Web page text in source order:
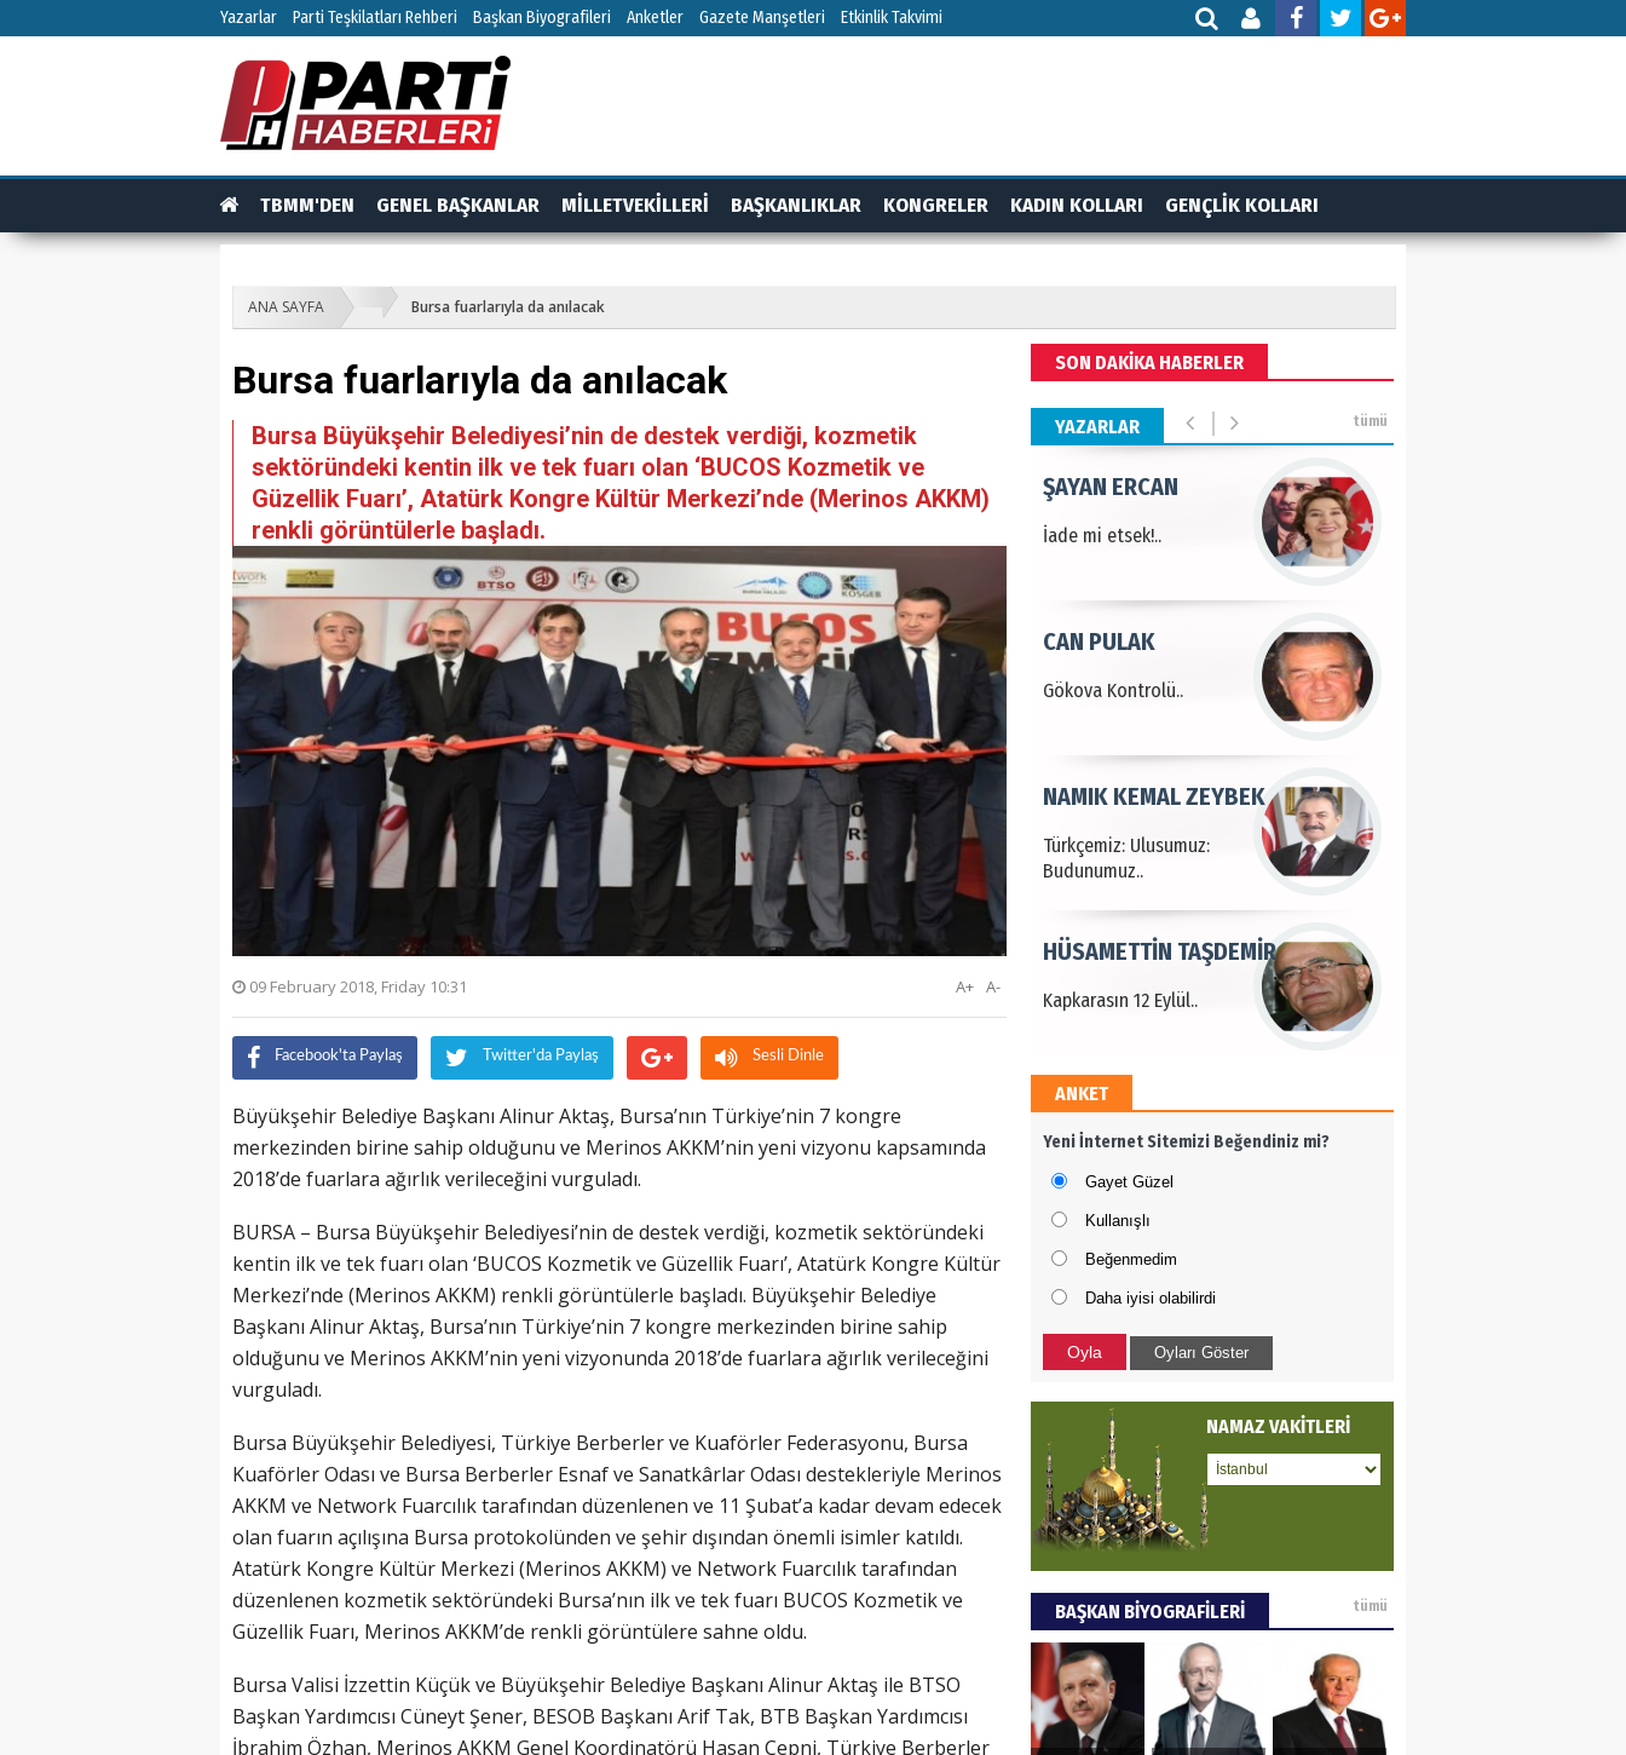
Yazarlar Parti Teşkilatları Rehberi Başkan Biyografileri Anketler Gazete Manşetleri Etkinlik Takvimi
TBMM'DEN GENEL BAŞKANLAR MİLLETVEKİLLERİ BAŞKANLIKLAR KONGRELER KADIN KOLLARI GENÇLİK KOLLARI
ANA SAYFA Bursa fuarlarıyla da anılacak
Bursa fuarlarıyla da anılacak
Bursa Büyükşehir Belediyesi’nin de destek verdiği, kozmetik
sektöründeki kentin ilk ve tek fuarı olan ‘BUCOS Kozmetik ve
Güzellik Fuarı’, Atatürk Kongre Kültür Merkezi’nde (Merinos AKKM)
renkli görüntülerle başladı.
09 February 2018, Friday 10:31 A-
A+
Facebook'ta Paylaş Twitter'da Paylaş Sesli Dinle
Büyükşehir Belediye Başkanı Alinur Aktaş, Bursa’nın Türkiye’nin 7 kongre
merkezinden birine sahip olduğunu ve Merinos AKKM’nin yeni vizyonu kapsamında
2018’de fuarlara ağırlık verileceğini vurguladı.
BURSA – Bursa Büyükşehir Belediyesi’nin de destek verdiği, kozmetik sektöründeki
kentin ilk ve tek fuarı olan ‘BUCOS Kozmetik ve Güzellik Fuarı’, Atatürk Kongre Kültür
Merkezi’nde (Merinos AKKM) renkli görüntülerle başladı. Büyükşehir Belediye
Başkanı Alinur Aktaş, Bursa’nın Türkiye’nin 7 kongre merkezinden birine sahip
olduğunu ve Merinos AKKM’nin yeni vizyonunda 2018’de fuarlara ağırlık verileceğini
vurguladı.
Bursa Büyükşehir Belediyesi, Türkiye Berberler ve Kuaförler Federasyonu, Bursa
Kuaförler Odası ve Bursa Berberler Esnaf ve Sanatkârlar Odası destekleriyle Merinos
AKKM ve Network Fuarcılık tarafından düzenlenen ve 11 Şubat’a kadar devam edecek
olan fuarın açılışına Bursa protokolünden ve şehir dışından önemli isimler katıldı.
Atatürk Kongre Kültür Merkezi (Merinos AKKM) ve Network Fuarcılık tarafından
düzenlenen kozmetik sektöründeki Bursa’nın ilk ve tek fuarı BUCOS Kozmetik ve
Güzellik Fuarı, Merinos AKKM’de renkli görüntülere sahne oldu.
Bursa Valisi İzzettin Küçük ve Büyükşehir Belediye Başkanı Alinur Aktaş ile BTSO
Başkan Yardımcısı Cüneyt Şener, BESOB Başkanı Arif Tak, BTB Başkan Yardımcısı
İbrahim Özhan, Merinos AKKM Genel Koordinatörü Hasan Çepni, Türkiye Berberler
SON DAKİKA HABERLER
YAZARLAR tümü
Bu proje ile neyi
Hakan SOYSAL
İade mi etsek!..
ŞAYAN ERCAN
Gökova Kontrolü..
CAN PULAK
Türkçemiz: Ulusumuz:
NAMIK KEMAL ZEYBEK
Kapkarasın 12 Eylül..
HÜSAMETTİN TAŞDEMİR
BAŞYAZI - Sağlık turizminde
NECDET BULUZ
kazanır..
ALİ BEKTAN
Bu proje ile neyi
hedefliyoruz?
Hakan SOYSAL
İade mi etsek!..
ŞAYAN ERCAN
Gökova Kontrolü..
CAN PULAK
ANKET
Yeni İnternet Sitemizi Beğendiniz mi?
Gayet Güzel
Kullanışlı
Beğenmedim
Daha iyisi olabilirdi
Oyla Oyları Göster
NAMAZ VAKİTLERİ
BAŞKAN BİYOGRAFİLERİ tümü